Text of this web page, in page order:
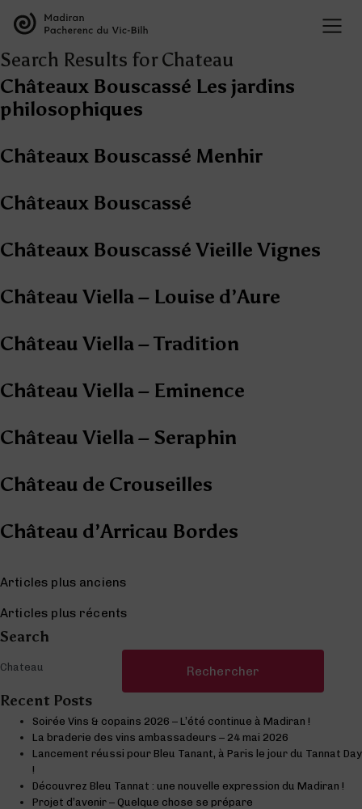
Search Results for Chateau
Châteaux Bouscassé Les jardins
philosophiques
Châteaux Bouscassé Menhir
Châteaux Bouscassé
Châteaux Bouscassé Vieille Vignes
Château Viella – Louise d’Aure
Château Viella – Tradition
Château Viella – Eminence
Château Viella – Seraphin
Château de Crouseilles
Château d’Arricau Bordes
Navigation des articles
Articles plus anciens
Articles plus récents
Search
Rechercher :
Recent Posts
Soirée Vins & copains 2026 – L’été continue à Madiran !
La braderie des vins ambassadeurs – 24 mai 2026
Lancement réussi pour Bleu Tanant, à Paris le jour du Tannat Day
!
Découvrez Bleu Tannat : une nouvelle expression du Madiran !
Projet d’avenir – Quelque chose se prépare